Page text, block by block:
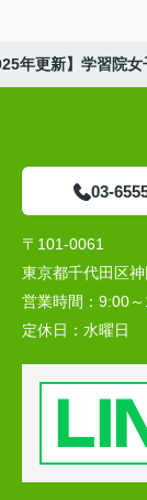
年更新】学習院
03-
〒101-0061
東京都千代田区
営業時間： 9:00～
定休日： 水曜日